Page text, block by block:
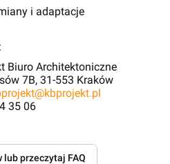
i adaptacje
Biuro Architektoniczne
7B, 31-553 Kraków
35 06
przeczytaj FAQ